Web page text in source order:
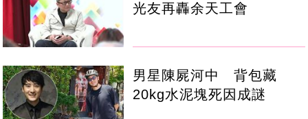
光友再轟余天工會
男星陳屍河中 背包藏
20kg水泥塊死因成謎